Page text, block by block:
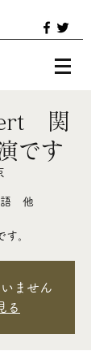
関
です
語 他
。
ません
る